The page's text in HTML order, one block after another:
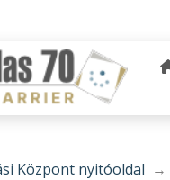
Központ nyitóoldal